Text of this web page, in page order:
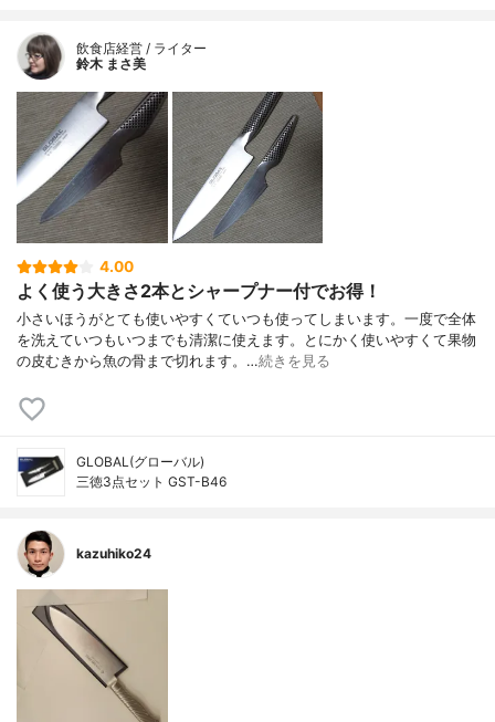
飲食店経営 / ライター
鈴木 まさ美
4.00
よく使う大きさ2本とシャープナー付でお得！
小さいほうがとても使いやすくていつも使ってしまいます。一度で全体
を洗えていつもいつまでも清潔に使えます。とにかく使いやすくて果物
の皮むきから魚の骨まで切れます。…続きを見る
GLOBAL(グローバル)
三徳3点セット GST-B46
kazuhiko24